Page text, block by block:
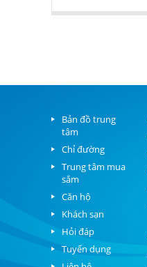
Bản đồ trung
tâm
Chỉ đường
Trung tâm mua
sắm
Căn hộ
Khách sạn
Hỏi đáp
Tuyển dụng